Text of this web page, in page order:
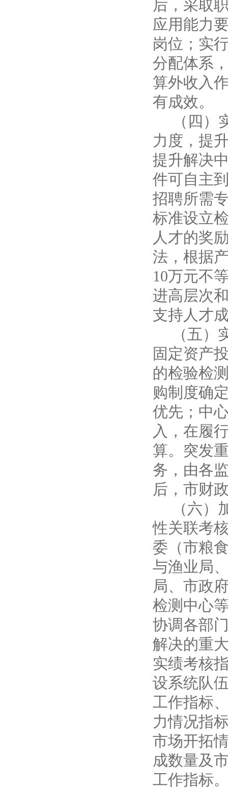
后，采取
应用能力
岗位；实
分配体系
算外收入
有成效。
（四
力度，提
提升解决
件可自主
招聘所需
标准设立
人才的奖
法，根据
10万元不
进高层次
支持人才
（五
固定资产
的检验检
购制度确
优先；中
入，在履
算。突发
务，由各
后，市财
（六
性关联考
委（市粮
与渔业局
局、市政
检测中心
协调各部
解决的重
实绩考核
设系统队
工作指标
力情况指
市场开拓
成数量及
工作指标